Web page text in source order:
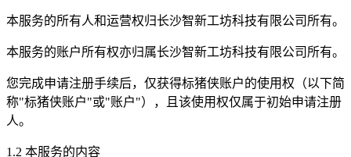
本服务的所有人和运营权归长沙智新工坊科技有限公司所有。
本服务的账户所有权亦归属长沙智新工坊科技有限公司所有。
您完成申请注册手续后，仅获得标猪侠账户的使用权（以下简
称"标猪侠账户"或"账户"），且该使用权仅属于初始申请注册
人。
1.2 本服务的内容